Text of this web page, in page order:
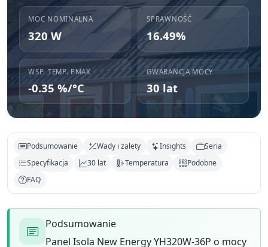
MOC NOMINALNA
320 W
SPRAWNOŚĆ
16.49%
WSP. TEMP. PMAX
-0.35 %/°C
GWARANCJA MOCY
30 lat
Podsumowanie Wady i zalety Insights
Seria
Specyfikacja
30 lat Temperatura
Podobne
FAQ
Podsumowanie
Panel Isola New Energy YH320W-36P o mocy